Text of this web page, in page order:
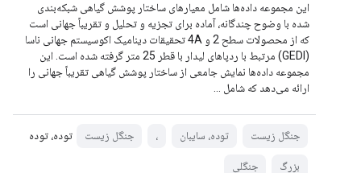
این مجموعه داده‌ها شامل معیارهای ساختار پوشش گیاهی شبکه‌بندی
شده با وضوح چندگانه، آماده برای تجزیه و تحلیل و تقریباً جهانی است
که از محصولات سطح 2 و 4A تحقیقات دینامیک اکوسیستم جهانی ناسا
(GEDI) مرتبط با ردپاهای لیدار با قطر 25 متر گرفته شده است. این
مجموعه داده‌ها نمایش جامعی از ساختار پوشش گیاهی تقریباً جهانی را
ارائه می‌دهد که شامل ...
جنگل زیست توده، سایبان ، جنگل زیست توده، توده
بزرگ جنگلی